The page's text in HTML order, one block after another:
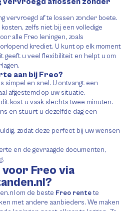
vervroegd af te lossen zonder boete.
zelfs niet bij een volledige
alle Freo leningen, zoals
krediet. U kunt op elk moment
geeft u veel flexibiliteit en helpt u om
aan bij Freo?
simpel en snel. U ontvangt een
afgestemd op uw situatie.
kost u vaak slechts twee minuten.
en stuurt u dezelfde dag een
zodat deze perfect bij uw wensen
en de gevraagde documenten,
voor Freo via
om de beste Freo rentete
met andere aanbieders. We maken